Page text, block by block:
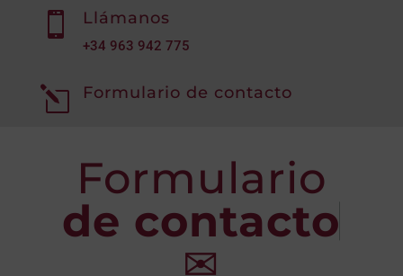
 Llámanos
+34 963 942 775
l Formulario de contacto
Formulario
de contacto
✉